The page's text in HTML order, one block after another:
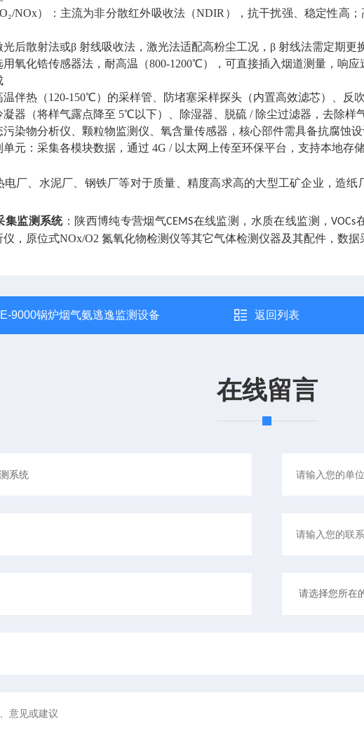
NOx）：主流为非分散红外吸收法（NDIR），抗干扰强、稳定性高
后散射法或β 射线吸收法，激光法适配高粉尘工况，β 射线法需定期更
氧化锆传感器法，耐高温（800-1200℃），可直接插入烟道测量，响应
伴热（120-150℃）的采样管、防堵塞采样探头（内置高效滤芯）、反
器（将样气露点降至 5℃以下）、除湿器、脱硫 / 除尘过滤器，去除样
染物分析仪、颗粒物监测仪、氧含量传感器，核心部件需具备抗腐蚀设
元：采集各模块数据，通过 4G / 以太网上传至环保平台，支持本地存
电厂、水泥厂、钢铁厂等对于质量、精度高求高的大型工矿企业，造
集监测系统： 陕西博纯专营烟气CEMS在线监测，水质在线监测，VOCs
，原位式NOx/O2 氮氧化物检测仪等其它气体检测仪器及其配件，数据
9000锅炉烟气氨逃逸监测设备 返回列表
在线留言